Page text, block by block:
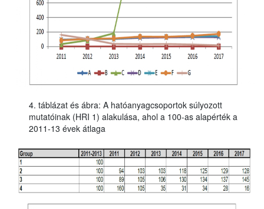
4. táblázat és ábra: A hatóanyagcsoportok súlyozott
mutatóinak (HRI 1) alakulása, ahol a 100-as alapérték a
2011-13 évek átlaga